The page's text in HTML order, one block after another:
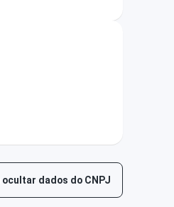
dados do CNPJ